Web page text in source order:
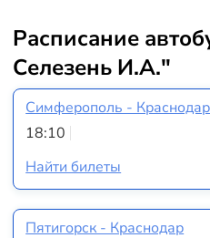
Расписание
Селезень И.А."
Симферополь - Краснодар
18:10
Найти билеты
Пятигорск - Краснодар